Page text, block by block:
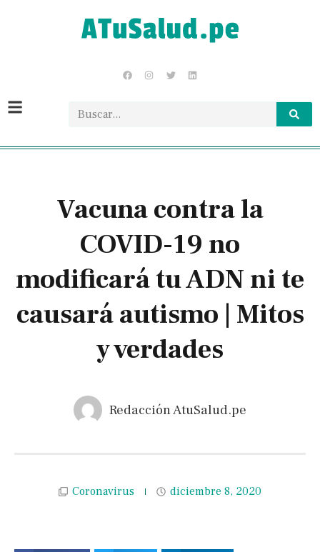
Vacuna contra la
COVID-19 no
modificará tu ADN ni te
causará autismo | Mitos
y verdades
Redacción AtuSalud.pe
Coronavirus diciembre 8, 2020